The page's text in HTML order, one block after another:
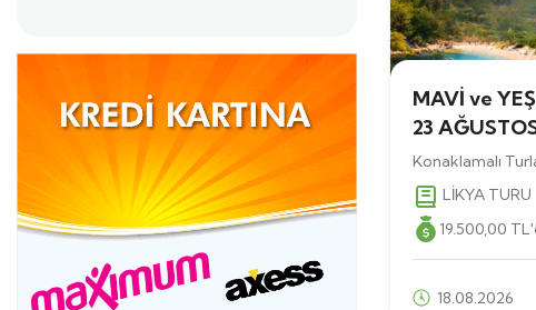
MAVİ ve
23
Konaklamalı
LİKYA TURU
19.500 ,00 TL
18.08.2026